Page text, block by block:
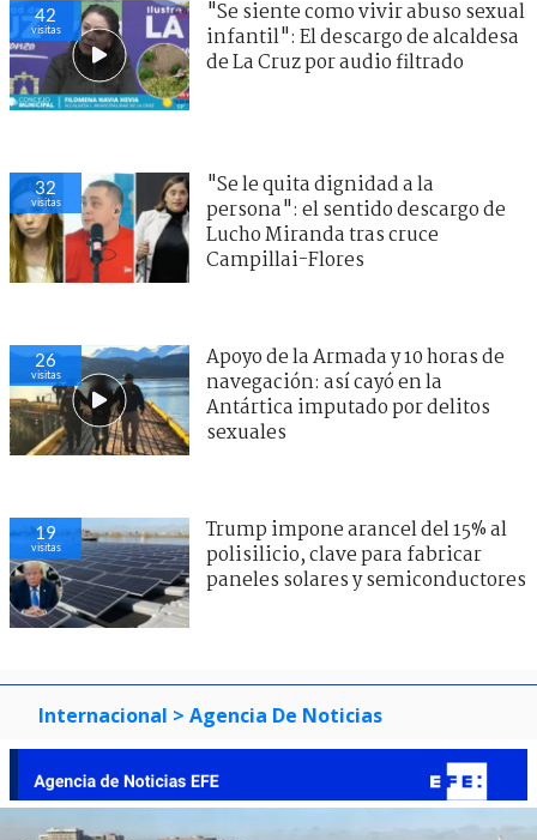
42
visitas
"Se siente como vivir abuso sexual
infantil": El descargo de alcaldesa
de La Cruz por audio filtrado
32
visitas
"Se le quita dignidad a la
persona": el sentido descargo de
Lucho Miranda tras cruce
Campillai-Flores
26
visitas
Apoyo de la Armada y 10 horas de
navegación: así cayó en la
Antártica imputado por delitos
sexuales
19
visitas
Trump impone arancel del 15% al
polisilicio, clave para fabricar
paneles solares y semiconductores
Internacional > Agencia De Noticias